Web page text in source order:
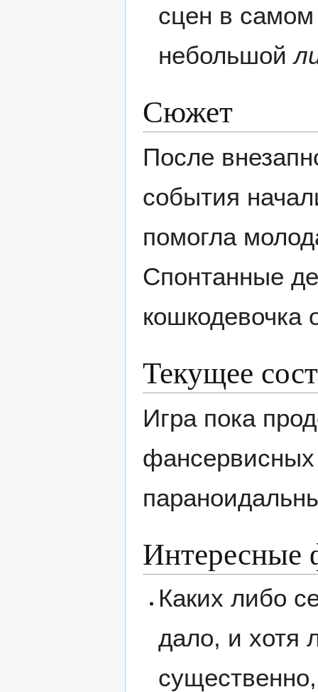
сцен в
небольшой
Сюжет
После
события
помогла
Спонтанные
кошкодевочка
Текущее
Игра пока
фансервисных
Интересные
Каких либо
дало, и хотя